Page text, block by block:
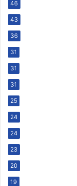
46
43
36
31
31
31
25
24
24
23
20
19